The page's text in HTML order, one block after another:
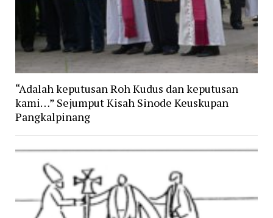
“Adalah keputusan Roh Kudus dan keputusan
kami…” Sejumput Kisah Sinode Keuskupan
Pangkalpinang